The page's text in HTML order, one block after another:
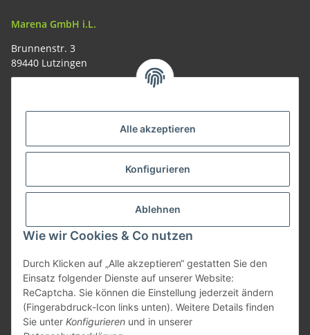
Alle akzeptieren
Konfigurieren
Ablehnen
Wie wir Cookies & Co nutzen
Durch Klicken auf „Alle akzeptieren“ gestatten Sie den
Einsatz folgender Dienste auf unserer Website:
ReCaptcha. Sie können die Einstellung jederzeit ändern
(Fingerabdruck-Icon links unten). Weitere Details finden
Sie unter Konfigurieren und in unserer
Marena GmbH i.L.
Brunnenstr. 3
89440 Lutzingen
Vertrag widerrufen
* Alle Preise inkl. gesetzlicher USt., zzgl.Versand